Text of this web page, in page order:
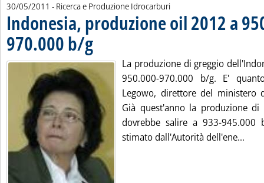
30/05/2011 - Ricerca e Produzione Idrocarburi
Indonesia, produzione oil 2012 a
970.000 b/g
. Pubblicata lunedì 30 maggio 2011 alle 11.13.La produzione di greggio
950.000-970.000 b/g. E'
Legowo, direttore del ministero
Già quest'anno la produzione di
dovrebbe salire a 933-945.000
stimato dall'Autorità dell'ene...